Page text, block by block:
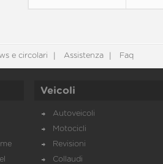
e circolari Assistenza Faq
Veicoli
Autoveicoli
Motocicli
Revisioni
Collaudi